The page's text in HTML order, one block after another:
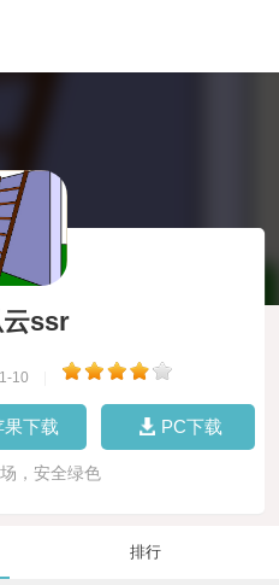
ssr
10
果下载 PC下载
，安全绿色
排行